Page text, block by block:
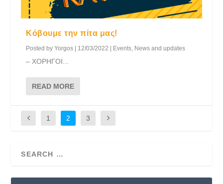
Κόβουμε την πίτα μας!
Posted byYorgos 12/03/2022 Events, News and updates
– ΧΟΡΗΓΟΙ...
READ MORE
1 2 3